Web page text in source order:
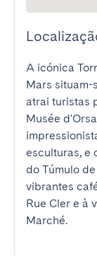
A icónica
Mars situam-
atrai turistas
Musée
esculturas, e
do Túmulo
vibrantes
Rue Cler e à
Marché.